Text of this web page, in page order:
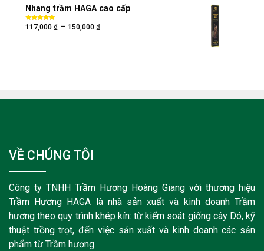
Nhang trầm HAGA cao cấp
Được xếp
hạng5.005
117,000 ₫ – 150,000 ₫
VỀ CHÚNG TÔI
Công ty TNHH Trầm Hương Hoàng Giang với thương hiệu
Trầm Hương HAGA là nhà sản xuất và kinh doanh Trầm
hương theo quy trình khép kín: từ kiểm soát giống cây Dó, kỹ
thuật trồng trọt, đến việc sản xuất và kinh doanh các sản
phẩm từ Trầm hương.